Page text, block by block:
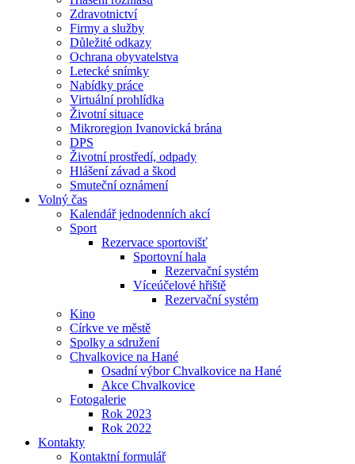
Zdravotnictví
Firmy a služby
Důležité odkazy
Ochrana obyvatelstva
Letecké snímky
Nabídky práce
Virtuální prohlídka
Životní situace
Mikroregion Ivanovická brána
DPS
Životní prostředí, odpady
Hlášení závad a škod
Smuteční oznámení
Volný čas
Kalendář jednodenních akcí
Sport
Rezervace sportovišť
Sportovní hala
Rezervační systém
Víceúčelové hřiště
Rezervační systém
Kino
Církve ve městě
Spolky a sdružení
Chvalkovice na Hané
Osadní výbor Chvalkovice na Hané
Akce Chvalkovice
Fotogalerie
Rok 2023
Rok 2022
Kontakty
Kontaktní formulář